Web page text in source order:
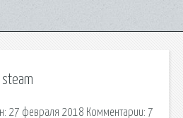
steam
27 февраля 2018 Комментарии: 7